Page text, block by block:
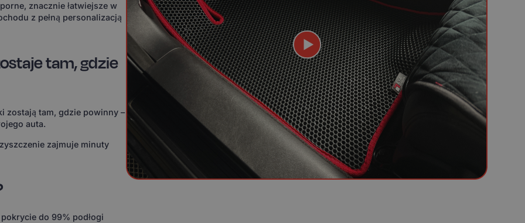
znacznie łatwiejsze w
z pełną personalizacją
tam, gdzie
zostają tam, gdzie powinny –
auta.
zajmuje minuty
do 99% podłogi